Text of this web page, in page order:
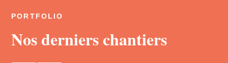
PORTFOLIO
Nos derniers chantiers